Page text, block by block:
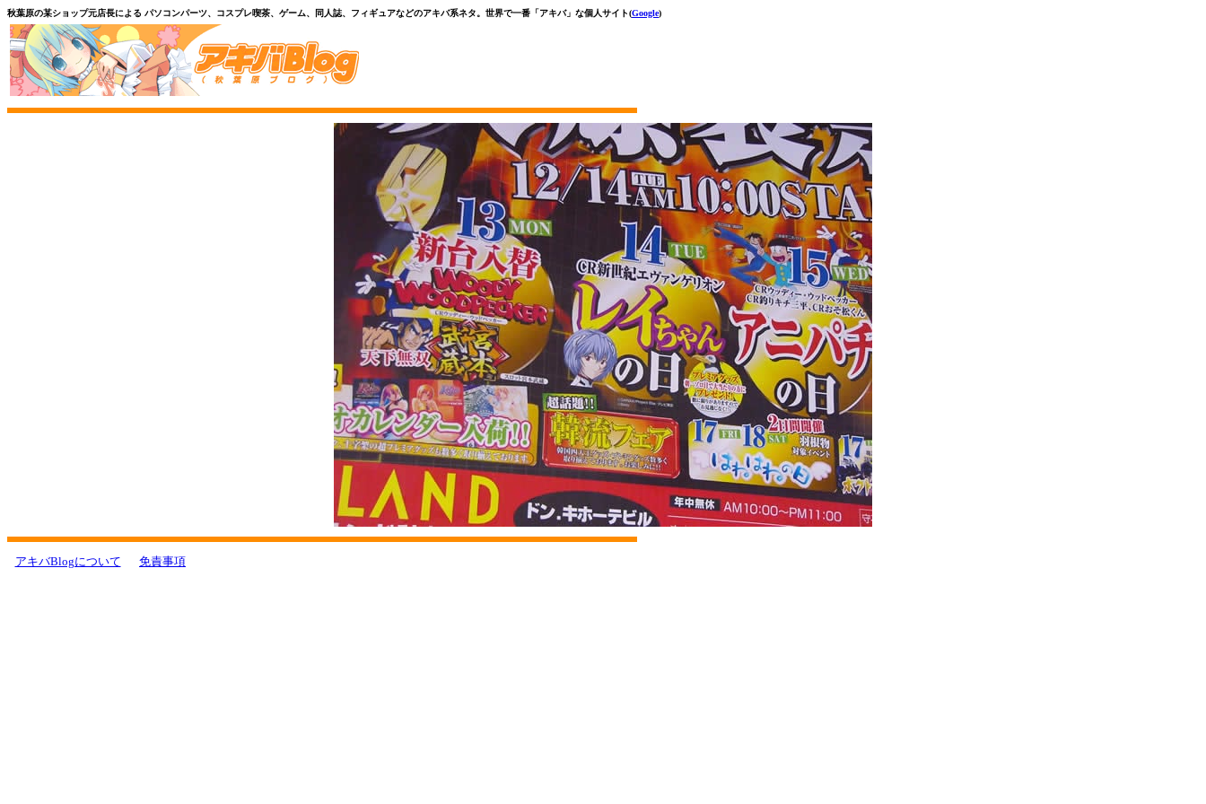
秋葉原の某ショップ元店長による パソコンパーツ、コスプレ喫茶、ゲーム、同人誌、フィギュアなどのアキバ系ネタ。世界で一番「アキバ」な個人サイト(Google)
アキバBlogについて 免責事項